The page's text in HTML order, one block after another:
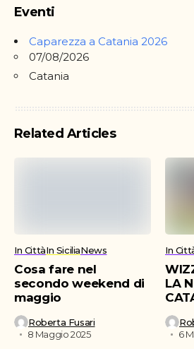
Eventi
Caparezza a Catania 2026
07/08/2026
Catania
Related Articles
In CittàIn SiciliaNews
Cosa fare nel
secondo weekend di
maggio
Roberta Fusari
8 Maggio 2025
In
LA
6